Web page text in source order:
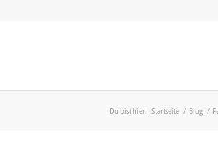
Du bist hier: Startseite / Blog /